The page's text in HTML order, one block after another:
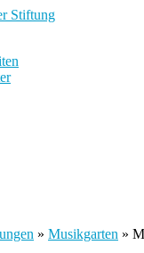
» Musikgarten »